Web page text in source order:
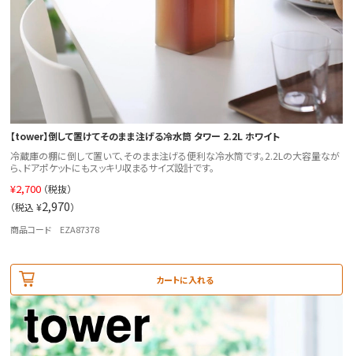
【tower】倒して置けてそのまま注げる冷水筒 タワー 2.2L ホワイト
冷蔵庫の棚に倒して置いて、そのまま注げる便利な冷水筒です。2.2Lの大容量なが
ら、ドアポケットにもスッキリ収まるサイズ設計です。
¥2,700 （税抜）
（税込 ¥2,970）
商品コード EZA87378
カートに入れる